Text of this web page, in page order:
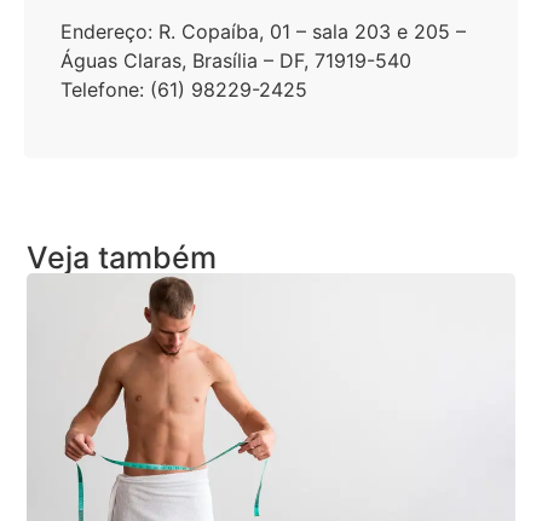
Endereço: R. Copaíba, 01 – sala 203 e 205 –
Águas Claras, Brasília – DF, 71919-540
Telefone: (61) 98229-2425
Veja também